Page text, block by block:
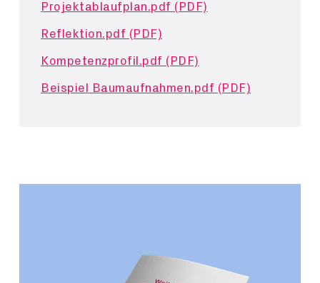
Projektablaufplan.pdf (PDF)
Reflektion.pdf (PDF)
Kompetenzprofil.pdf (PDF)
Beispiel Baumaufnahmen.pdf (PDF)